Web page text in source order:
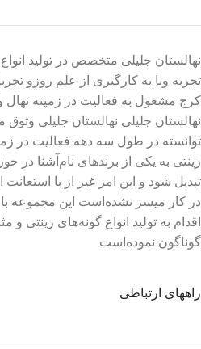
نهالستان جلیلی متخصص در تولید
تجربه وبا به کارگیری از علم روزو
کرج مشغول به فعالیت در زمینه نهال
نهالستان جلیلی نهالستان جلیلی
توانسته در طول سه دهه فعالیت در
زینتی به یکی از برندهای نام‌آشنا
تبدیل شود و این امر غیر از با
در کار میسر نشده‌است این مجموعه با
اقدام به تولید انواع گونه‌های زینتی و
گوناگون نموده‌است
راههای ارتباطی